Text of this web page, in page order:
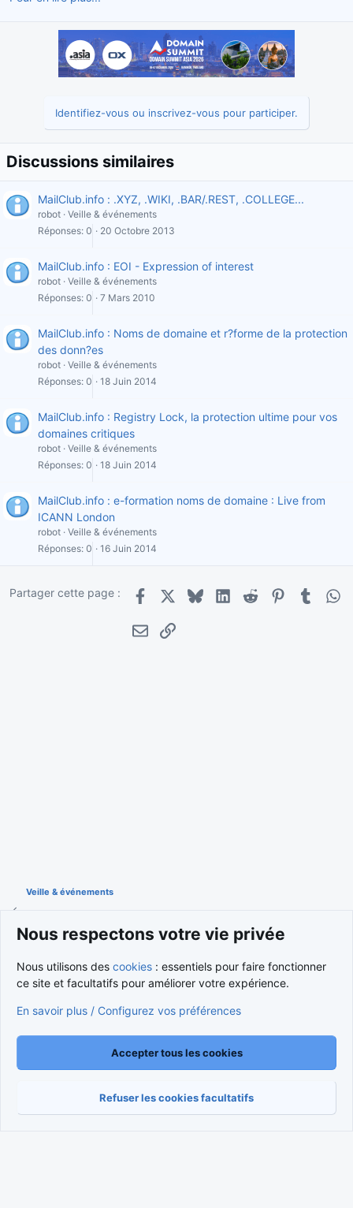
Identifiez-vous ou inscrivez-vous pour participer.
Discussions similaires
MailClub.info : .XYZ, .WIKI, .BAR/.REST, .COLLEGE...
robot Veille & événements
Réponses 0 20 Octobre 2013
MailClub.info : EOI - Expression of interest
robot Veille & événements
Réponses 0 7 Mars 2010
MailClub.info : Noms de domaine et r?forme de la protection
des donn?es
robot Veille & événements
Réponses 0 18 Juin 2014
MailClub.info : Registry Lock, la protection ultime pour vos
domaines critiques
robot Veille & événements
Réponses 0 18 Juin 2014
MailClub.info : e-formation noms de domaine : Live from
ICANN London
robot Veille & événements
Réponses 0 16 Juin 2014
Partager cette page :
Facebook
X BlueskyLinkedInRedditPinterestTumblr
E-mailLien
Veille & événements
Nous contacter
Conditions et règlement
Politique de confidentialité
Aide Accueil
R
Traduction française parXenForo FR|Media embeds via s9e/MediaSites
Nous respectons votre vie privée
Nous utilisons des cookies : essentiels pour faire fonctionner
ce site et facultatifs pour améliorer votre expérience.
En savoir plus / Configurez vos préférences
Accepter tous les cookies
Refuser les cookies facultatifs